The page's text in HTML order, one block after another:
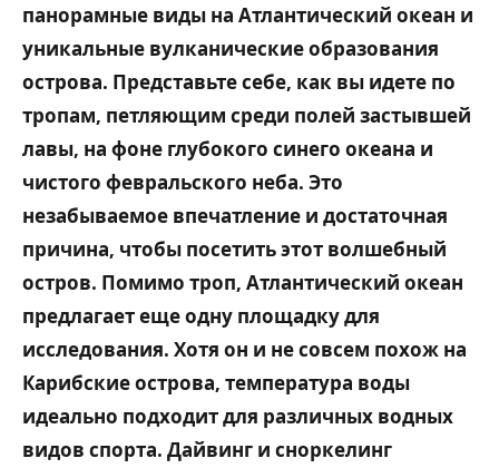
панорамные виды на Атлантический океан и
уникальные вулканические образования
острова. Представьте себе, как вы идете по
тропам, петляющим среди полей застывшей
лавы, на фоне глубокого синего океана и
чистого февральского неба. Это
незабываемое впечатление и достаточная
причина, чтобы посетить этот волшебный
остров. Помимо троп, Атлантический океан
предлагает еще одну площадку для
исследования. Хотя он и не совсем похож на
Карибские острова, температура воды
идеально подходит для различных водных
видов спорта. Дайвинг и сноркелинг